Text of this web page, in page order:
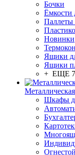
Бочки
Ёмкости
Новинки
Ящики
Ящики
+ ЕЩЕ 7
Шкафы